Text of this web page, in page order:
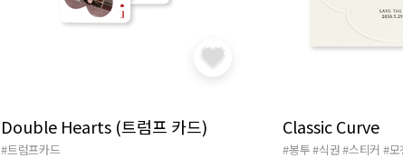
Double Hearts (트럼프 카드)
#트럼프카드
Classic Curve
#봉투#식권#스티커 #모